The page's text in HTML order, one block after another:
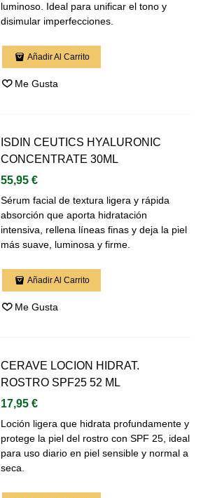
luminoso. Ideal para unificar el tono y
disimular imperfecciones.
Añadir Al Carrito
Me Gusta
ISDIN CEUTICS HYALURONIC
CONCENTRATE 30ML
55,95 €
Sérum facial de textura ligera y rápida
absorción que aporta hidratación
intensiva, rellena líneas finas y deja la piel
más suave, luminosa y firme.
Añadir Al Carrito
Me Gusta
CERAVE LOCION HIDRAT.
ROSTRO SPF25 52 ML
17,95 €
Loción ligera que hidrata profundamente y
protege la piel del rostro con SPF 25, ideal
para uso diario en piel sensible y normal a
seca.